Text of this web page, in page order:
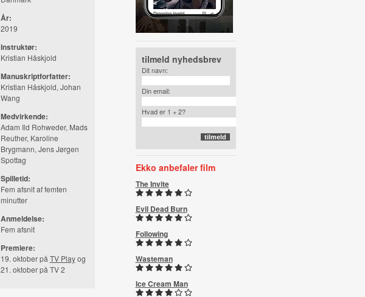
År:
2019
Instruktør:
Kristian Håskjold
Manuskriptforfatter:
Kristian Håskjold, Johan
Wang
Medvirkende:
Adam Ild Rohweder, Mads
Reuther, Karoline
Brygmann, Jens Jørgen
Spottag
Spilletid:
Fem afsnit af femten
minutter
Anmeldelse:
Fem afsnit
Premiere:
19. oktober på TV Playog
21. oktober på TV 2
tilmeld nyhedsbrev
Dit navn:
Din email:
Hvad er 1 + 2?
Ekko anbefaler film
The Invite
Evil Dead Burn
Following
Wasteman
Ice Cream Man